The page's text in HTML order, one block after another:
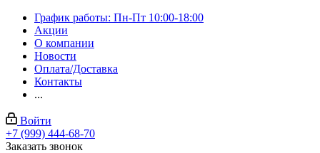
График работы: Пн-Пт 10:00-18:00
Акции
О компании
Новости
Оплата/Доставка
Контакты
...
Войти
+7 (999) 444-68-70
Заказать звонок